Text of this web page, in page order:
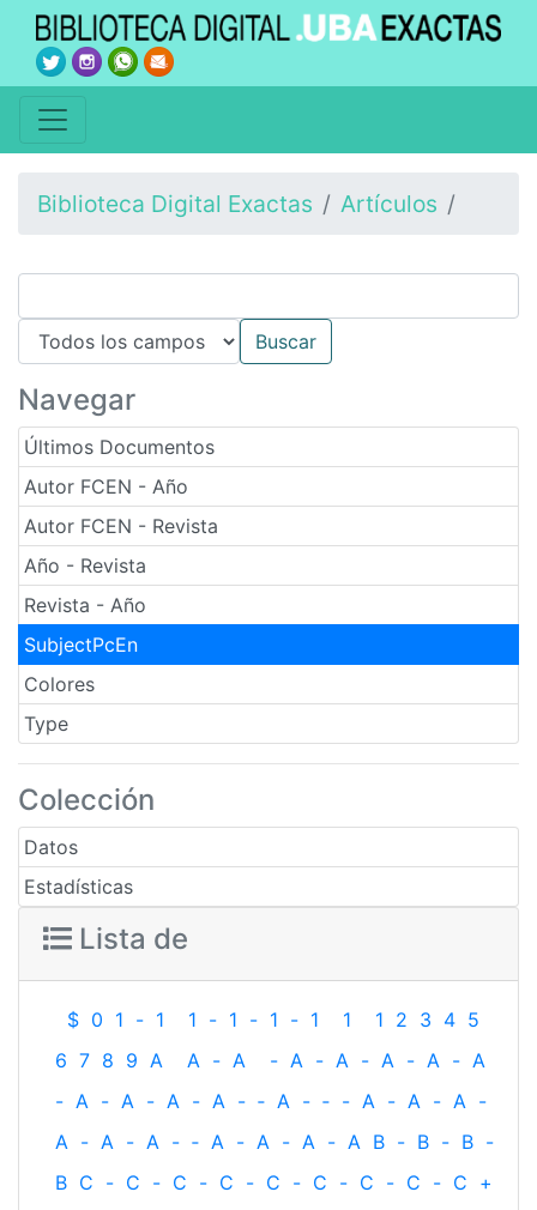
Biblioteca Digital Exactas Artículos
Navegar
Últimos Documentos
Autor FCEN - Año
Autor FCEN - Revista
Año - Revista
Revista - Año
SubjectPcEn
Colores
Type
Colección
Datos
Estadísticas
Lista de
$ 0 1 - 1 1 - 1 - 1 - 1 1 1 2 3 4 5
6 7 8 9 A A - A - A - A - A - A - A
- A - A - A - A - ‐ A - ‐ - A - A - A -
A - A - A - ‐ A - A - A - A B - B - B -
B C - C - C - C - C - C - C - C - C +